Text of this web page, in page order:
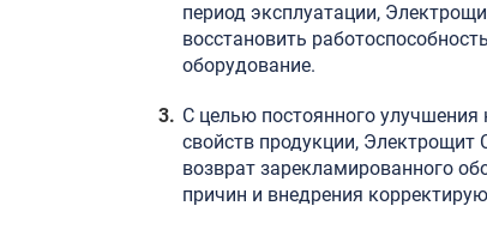
период эксплуатации,
восстановить
оборудование.
С целью постоянного улучшения
свойств продукции, Электрощит
возврат зарекламированного
причин и внедрения